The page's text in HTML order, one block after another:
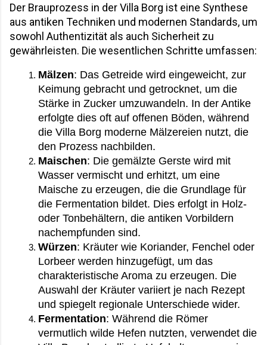
Der Brauprozess in der Villa Borg ist eine Synthese
aus antiken Techniken und modernen Standards, um
sowohl Authentizität als auch Sicherheit zu
gewährleisten. Die wesentlichen Schritte umfassen:
Mälzen: Das Getreide wird eingeweicht, zur
Keimung gebracht und getrocknet, um die
Stärke in Zucker umzuwandeln. In der Antike
erfolgte dies oft auf offenen Böden, während
die Villa Borg moderne Mälzereien nutzt, die
den Prozess nachbilden.
Maischen: Die gemälzte Gerste wird mit
Wasser vermischt und erhitzt, um eine
Maische zu erzeugen, die die Grundlage für
die Fermentation bildet. Dies erfolgt in Holz-
oder Tonbehältern, die antiken Vorbildern
nachempfunden sind.
Würzen: Kräuter wie Koriander, Fenchel oder
Lorbeer werden hinzugefügt, um das
charakteristische Aroma zu erzeugen. Die
Auswahl der Kräuter variiert je nach Rezept
und spiegelt regionale Unterschiede wider.
Fermentation: Während die Römer
vermutlich wilde Hefen nutzten, verwendet die